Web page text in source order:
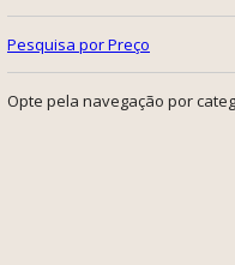
Pesquisa por Preço
Opte pela navegação por